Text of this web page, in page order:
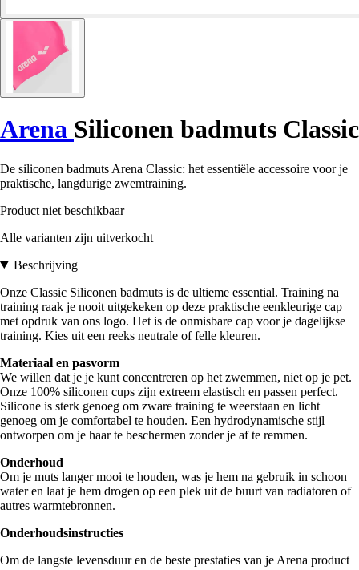
Arena Siliconen badmuts Classic
De siliconen badmuts Arena Classic: het essentiële accessoire voor je
praktische, langdurige zwemtraining.
Product niet beschikbaar
Alle varianten zijn uitverkocht
Beschrijving
Onze Classic Siliconen badmuts is de ultieme essential. Training na
training raak je nooit uitgekeken op deze praktische eenkleurige cap
met opdruk van ons logo. Het is de onmisbare cap voor je dagelijkse
training. Kies uit een reeks neutrale of felle kleuren.
Materiaal en pasvorm
We willen dat je je kunt concentreren op het zwemmen, niet op je pet.
Onze 100% siliconen cups zijn extreem elastisch en passen perfect.
Silicone is sterk genoeg om zware training te weerstaan en licht
genoeg om je comfortabel te houden. Een hydrodynamische stijl
ontworpen om je haar te beschermen zonder je af te remmen.
Onderhoud
Om je muts langer mooi te houden, was je hem na gebruik in schoon
water en laat je hem drogen op een plek uit de buurt van radiatoren of
autres warmtebronnen.
Onderhoudsinstructies
Om de langste levensduur en de beste prestaties van je Arena product